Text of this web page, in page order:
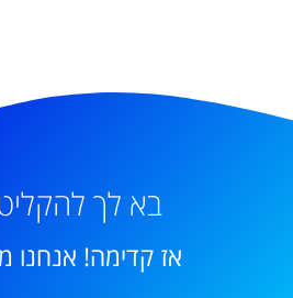
בא לך
אז קדימה! אנחנו